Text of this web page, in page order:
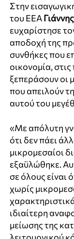
Στην
του ΕΕΑ
ευχαρίστησε
αποδοχή της
συνθήκες που
οικονομία,
ξεπεράσουν οι
που απειλούν
αυτού του
«Με απόλυτη
ότι δεν πάει
μικρομεσαίοι
εξαϋλώθηκε.
σε όλους είναι
χωρίς
ιδιαίτερη
μείωσης της